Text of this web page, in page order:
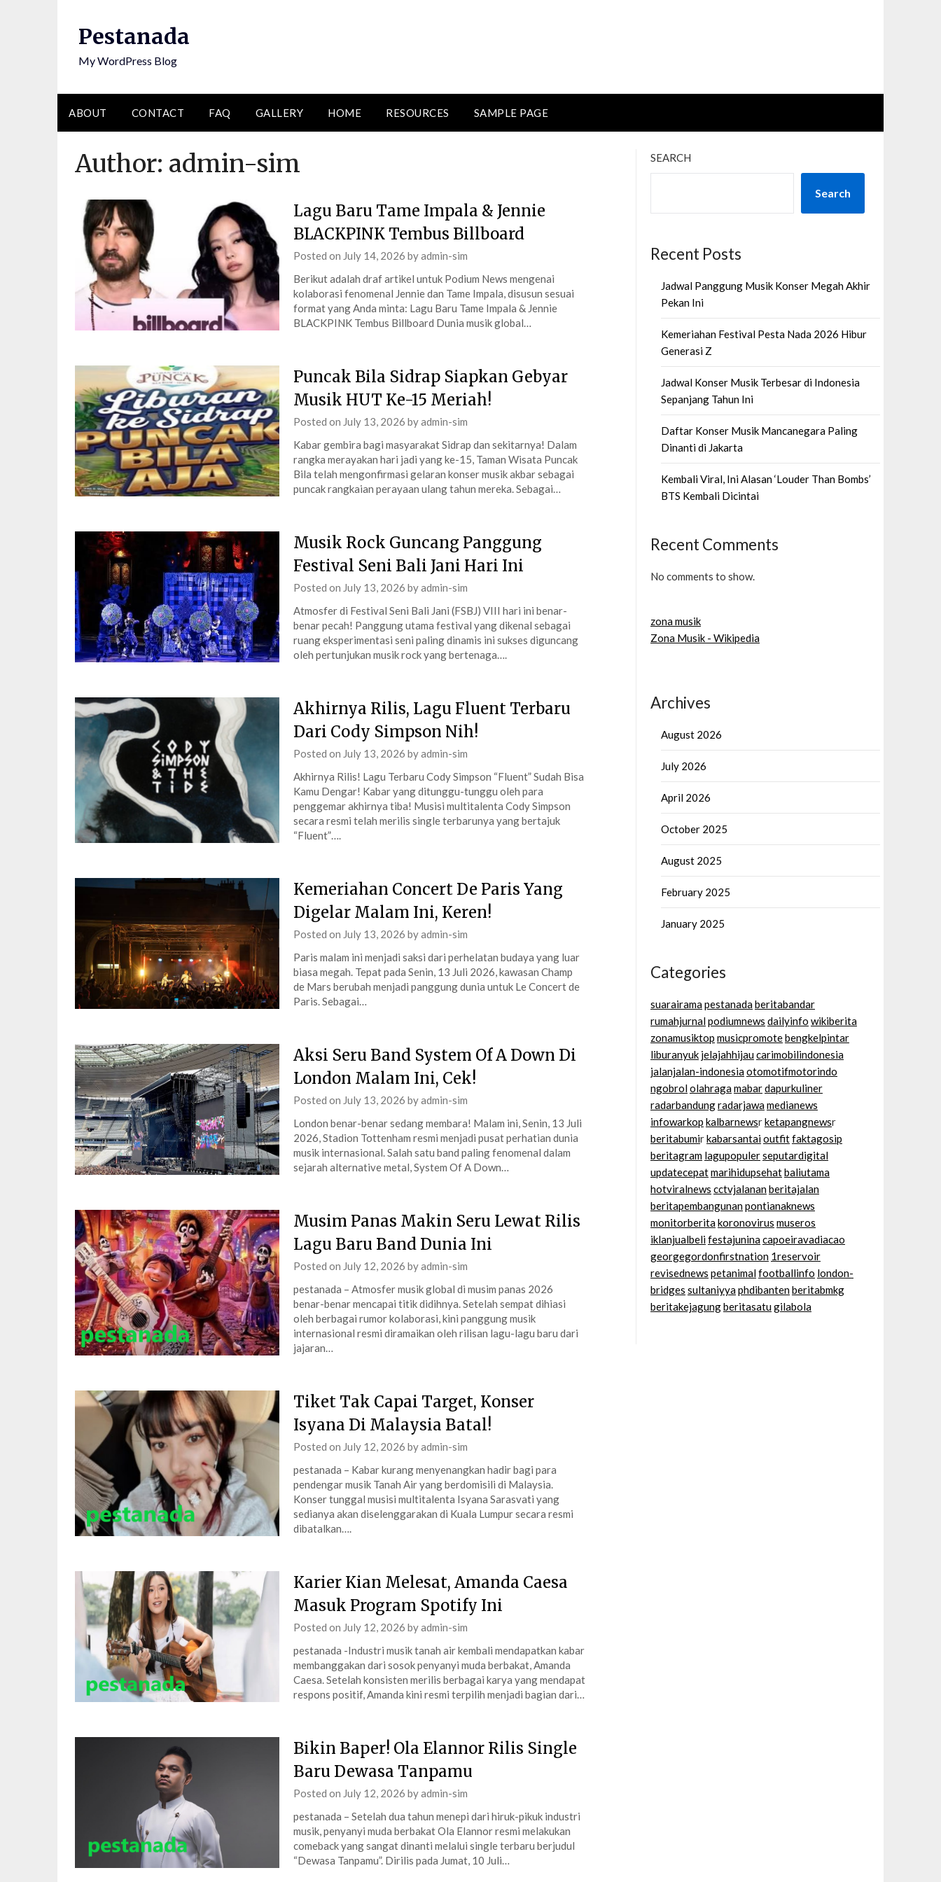
Pestanada
My WordPress Blog
ABOUT CONTACT FAQ GALLERY HOME RESOURCES SAMPLE PAGE
Author: admin-sim
Lagu Baru Tame Impala & Jennie
BLACKPINK Tembus Billboard
Posted on July 14, 2026 byadmin-sim
Berikut adalah draf artikel untuk Podium News mengenai
kolaborasi fenomenal Jennie dan Tame Impala, disusun sesuai
format yang Anda minta: Lagu Baru Tame Impala & Jennie
BLACKPINK Tembus Billboard Dunia musik global…
Puncak Bila Sidrap Siapkan Gebyar
Musik HUT Ke-15 Meriah!
Posted on July 13, 2026 byadmin-sim
Kabar gembira bagi masyarakat Sidrap dan sekitarnya! Dalam
rangka merayakan hari jadi yang ke-15, Taman Wisata Puncak
Bila telah mengonfirmasi gelaran konser musik akbar sebagai
puncak rangkaian perayaan ulang tahun mereka. Sebagai…
Musik Rock Guncang Panggung
Festival Seni Bali Jani Hari Ini
Posted on July 13, 2026 byadmin-sim
Atmosfer di Festival Seni Bali Jani (FSBJ) VIII hari ini benar-
benar pecah! Panggung utama festival yang dikenal sebagai
ruang eksperimentasi seni paling dinamis ini sukses diguncang
oleh pertunjukan musik rock yang bertenaga….
Akhirnya Rilis, Lagu Fluent Terbaru
Dari Cody Simpson Nih!
Posted on July 13, 2026 byadmin-sim
Akhirnya Rilis! Lagu Terbaru Cody Simpson “Fluent” Sudah Bisa
Kamu Dengar! Kabar yang ditunggu-tunggu oleh para
penggemar akhirnya tiba! Musisi multitalenta Cody Simpson
secara resmi telah merilis single terbarunya yang bertajuk
“Fluent”….
Kemeriahan Concert De Paris Yang
Digelar Malam Ini, Keren!
Posted on July 13, 2026 byadmin-sim
Paris malam ini menjadi saksi dari perhelatan budaya yang luar
biasa megah. Tepat pada Senin, 13 Juli 2026, kawasan Champ
de Mars berubah menjadi panggung dunia untuk Le Concert de
Paris. Sebagai…
Aksi Seru Band System Of A Down Di
London Malam Ini, Cek!
Posted on July 13, 2026 byadmin-sim
London benar-benar sedang membara! Malam ini, Senin, 13 Juli
2026, Stadion Tottenham resmi menjadi pusat perhatian dunia
musik internasional. Salah satu band paling fenomenal dalam
sejarah alternative metal, System Of A Down…
Musim Panas Makin Seru Lewat Rilis
Lagu Baru Band Dunia Ini
Posted on July 12, 2026 byadmin-sim
pestanada – Atmosfer musik global di musim panas 2026
benar-benar mencapai titik didihnya. Setelah sempat dihiasi
oleh berbagai rumor kolaborasi, kini panggung musik
internasional resmi diramaikan oleh rilisan lagu-lagu baru dari
jajaran…
Tiket Tak Capai Target, Konser
Isyana Di Malaysia Batal!
Posted on July 12, 2026 byadmin-sim
pestanada – Kabar kurang menyenangkan hadir bagi para
pendengar musik Tanah Air yang berdomisili di Malaysia.
Konser tunggal musisi multitalenta Isyana Sarasvati yang
sedianya akan diselenggarakan di Kuala Lumpur secara resmi
dibatalkan….
Karier Kian Melesat, Amanda Caesa
Masuk Program Spotify Ini
Posted on July 12, 2026 byadmin-sim
pestanada -Industri musik tanah air kembali mendapatkan kabar
membanggakan dari sosok penyanyi muda berbakat, Amanda
Caesa. Setelah konsisten merilis berbagai karya yang mendapat
respons positif, Amanda kini resmi terpilih menjadi bagian dari…
Bikin Baper! Ola Elannor Rilis Single
Baru Dewasa Tanpamu
Posted on July 12, 2026 byadmin-sim
pestanada – Setelah dua tahun menepi dari hiruk-pikuk industri
musik, penyanyi muda berbakat Ola Elannor resmi melakukan
comeback yang sangat dinanti melalui single terbaru berjudul
“Dewasa Tanpamu”. Dirilis pada Jumat, 10 Juli…
SEARCH
Search
Recent Posts
Jadwal Panggung Musik Konser Megah Akhir
Pekan Ini
Kemeriahan Festival Pesta Nada 2026 Hibur
Generasi Z
Jadwal Konser Musik Terbesar di Indonesia
Sepanjang Tahun Ini
Daftar Konser Musik Mancanegara Paling
Dinanti di Jakarta
Kembali Viral, Ini Alasan ‘Louder Than Bombs’
BTS Kembali Dicintai
Recent Comments
No comments to show.
zona musik
Zona Musik - Wikipedia
Archives
August 2026
July 2026
April 2026
October 2025
August 2025
February 2025
January 2025
Categories
suarairamapestanadaberitabandar
rumahjurnalpodiumnews dailyinfo wikiberita
zonamusiktop musicpromotebengkelpintar
liburanyuk jelajahhijaucarimobilindonesia
jalanjalan-indonesiaotomotifmotorindo
ngobrololahragamabardapurkuliner
radarbandungradarjawamedianews
infowarkop kalbarnewsrketapangnewsr
beritabumirkabarsantaioutfitfaktagosip
beritagram lagupopulerseputardigital
updatecepatmarihidupsehatbaliutama
hotviralnews cctvjalananberitajalan
beritapembangunanpontianaknews
monitorberitakoronovirus museros
iklanjualbelifestajuninacapoeiravadiacao
georgegordonfirstnation 1reservoir
revisednews petanimalfootballinfo london-
bridges sultaniyyaphdibantenberitabmkg
beritakejagungberitasatugilabola